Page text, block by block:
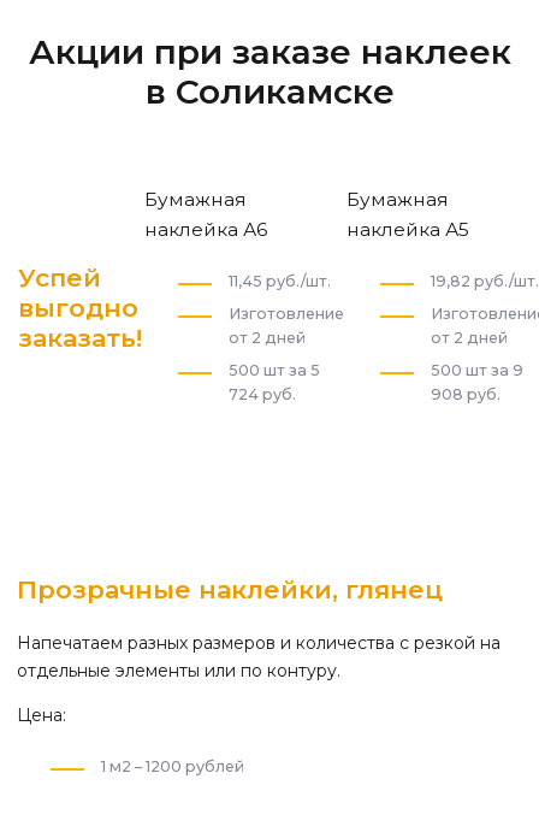
Акции при заказе наклеек
в Соликамске
Успей
выгодно
заказать!
Бумажная
наклейка А6
11,45 руб./шт.
Изготовление
от 2 дней
500 шт за 5
724 руб.
Бумажная
наклейка А5
19,82 руб./шт.
от 2 дней
500 шт за 9
908 руб.
Прозрачные наклейки, глянец
Напечатаем разных размеров и количества с резкой на
отдельные элементы или по контуру.
Цена:
1 м2 – 1200 рублей